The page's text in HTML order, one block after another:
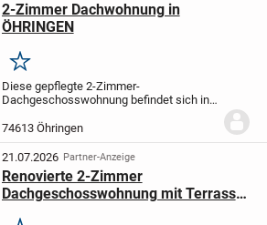
2-Zimmer Dachwohnung in
ÖHRINGEN
Merken
Diese gepflegte 2-Zimmer-
Dachgeschosswohnung befindet sich in
Mehrfamilienhaus in Öhringen und
überzeugt durch eine durchdachte
Raumaufteilung, helle Wohnbereiche und
ein...
74613 Öhringen
21.07.2026 Partner-Anzeige
Renovierte 2-Zimmer
Dachgeschosswohnung mit Terrasse